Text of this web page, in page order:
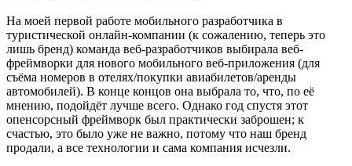
На моей первой работе мобильного разработчика в
туристической онлайн-компании (к сожалению, теперь это
лишь бренд) команда веб-разработчиков выбирала веб-
фреймворки для нового мобильного веб-приложения (для
съёма номеров в отелях/покупки авиабилетов/аренды
автомобилей). В конце концов она выбрала то, что, по её
мнению, подойдёт лучше всего. Однако год спустя этот
опенсорсный фреймворк был практически заброшен; к
счастью, это было уже не важно, потому что наш бренд
продали, а все технологии и сама компания исчезли.